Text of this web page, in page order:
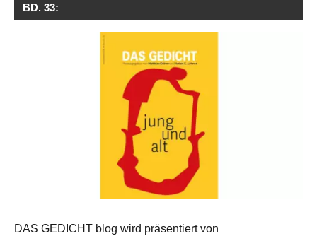
BD. 33:
DAS GEDICHT blog wird präsentiert von